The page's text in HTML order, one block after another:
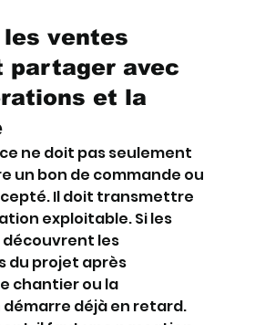
les ventes
partager avec
et la
ne doit pas seulement
un bon de commande ou
Il doit transmettre
exploitable. Si les
les
du projet après
chantier ou la
déjà en retard.